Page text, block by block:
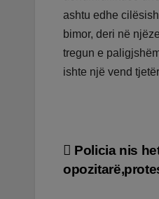
ashtu edhe
bimor, deri në
tregun e
ishte një vend
Lëvizje
te
Policia nis